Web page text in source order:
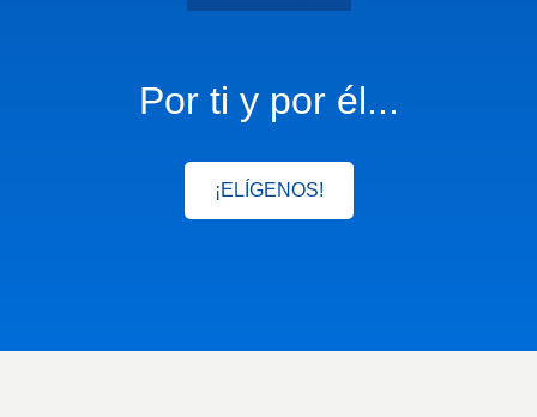
Por ti y por él...
¡ELÍGENOS!